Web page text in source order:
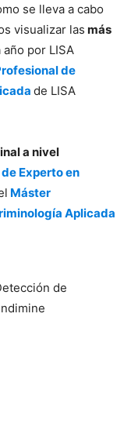
se lleva a cabo
visualizar las más
por LISA
de
de LISA
a nivel
Experto en
Máster
Aplicada
de